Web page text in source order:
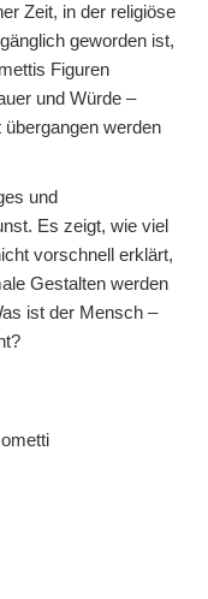
Zeit, in der religiöse
geworden ist,
Figuren
und Würde –
werden
und
Es zeigt, wie viel
vorschnell erklärt,
Gestalten werden
ist der Mensch –